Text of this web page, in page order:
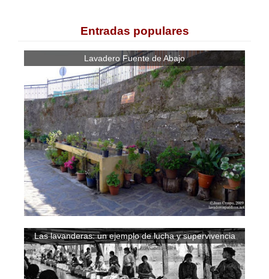
Entradas populares
Lavadero Fuente de Abajo
Las lavanderas: un ejemplo de lucha y supervivencia